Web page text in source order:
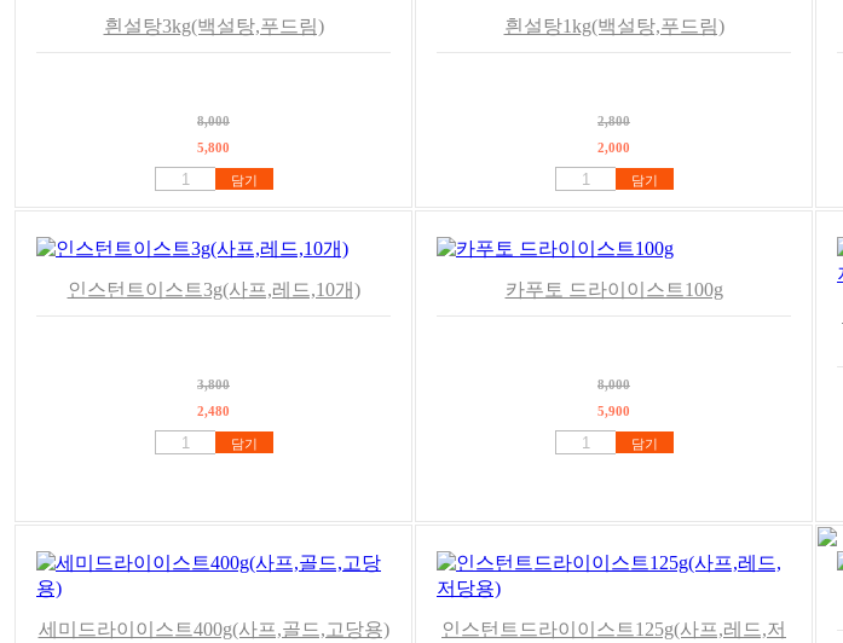
흰설탕3kg(백설탕,푸드림)
8,000
5,800
담기
흰설탕1kg(백설탕,푸드림)
2,800
2,000
담기
인스턴트이스트3g(사프,레드,10개)
3,800
2,480
담기
카푸토 드라이이스트100g
8,000
5,900
담기
세미드라이이스트400g(사프,골드,고당용)
인스턴트드라이이스트125g(사프,레드,저